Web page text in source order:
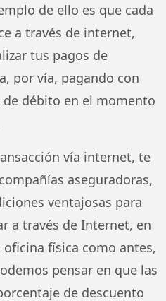
de ello es que cada
a través de internet,
tus pagos de
por vía, pagando con
débito en el momento
vía internet, te
aseguradoras,
ventajosas para
a través de Internet, en
física como antes,
pensar en que las
de descuento